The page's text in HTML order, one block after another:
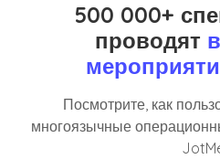
500 000+
проводят
Посмотрите, как
многоязычные